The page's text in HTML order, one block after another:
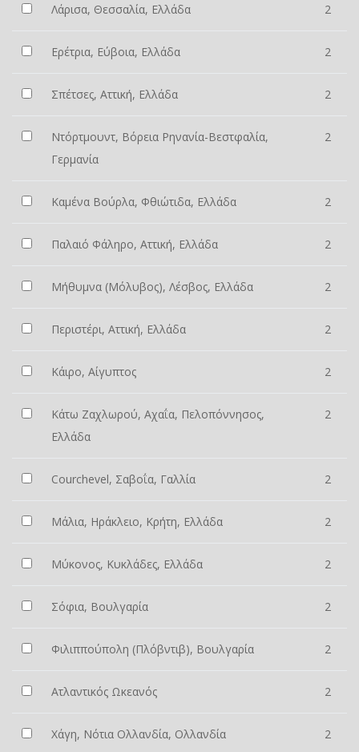
Λάρισα, Θεσσαλία, Ελλάδα 2
Ερέτρια, Εύβοια, Ελλάδα 2
Σπέτσες, Αττική, Ελλάδα 2
Ντόρτμουντ, Βόρεια Ρηνανία-Βεστφαλία,
Γερμανία
2
Καμένα Βούρλα, Φθιώτιδα, Ελλάδα 2
Παλαιό Φάληρο, Αττική, Ελλάδα 2
Μήθυμνα (Μόλυβος), Λέσβος, Ελλάδα 2
Περιστέρι, Αττική, Ελλάδα 2
Κάιρο, Αίγυπτος 2
Κάτω Ζαχλωρού, Αχαΐα, Πελοπόννησος,
Ελλάδα
2
Courchevel, Σαβοΐα, Γαλλία 2
Μάλια, Ηράκλειο, Κρήτη, Ελλάδα 2
Μύκονος, Κυκλάδες, Ελλάδα 2
Σόφια, Βουλγαρία 2
Φιλιππούπολη (Πλόβντιβ), Βουλγαρία 2
Ατλαντικός Ωκεανός 2
Χάγη, Νότια Ολλανδία, Ολλανδία 2